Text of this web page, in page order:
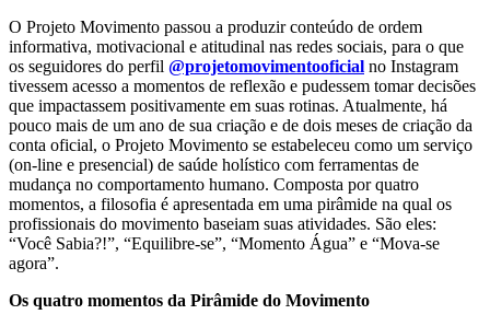
O Projeto Movimento passou a produzir conteúdo de ordem
informativa, motivacional e atitudinal nas redes sociais, para o que
os seguidores do perfil @projetomovimentooficial no Instagram
tivessem acesso a momentos de reflexão e pudessem tomar decisões
que impactassem positivamente em suas rotinas. Atualmente, há
pouco mais de um ano de sua criação e de dois meses de criação da
conta oficial, o Projeto Movimento se estabeleceu como um serviço
(on-line e presencial) de saúde holístico com ferramentas de
mudança no comportamento humano. Composta por quatro
momentos, a filosofia é apresentada em uma pirâmide na qual os
profissionais do movimento baseiam suas atividades. São eles:
“Você Sabia?!”, “Equilibre-se”, “Momento Água” e “Mova-se
agora”.
Os quatro momentos da Pirâmide do Movimento